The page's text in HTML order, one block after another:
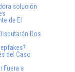
solución
de El
Dos
del Caso
Fuera a